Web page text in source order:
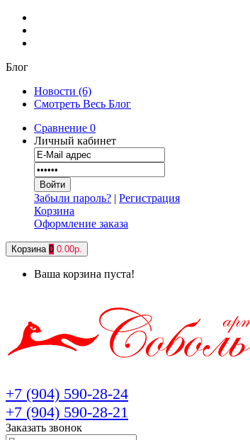
Блог
Новости (6)
Смотреть Весь Блог
Сравнение 0
Личный кабинет
Забыли пароль? | Регистрация
Корзина
Оформление заказа
Корзина 0 0.00р.
Ваша корзина пуста!
+7 (904) 590-28-24
+7 (904) 590-28-21
Заказать звонок